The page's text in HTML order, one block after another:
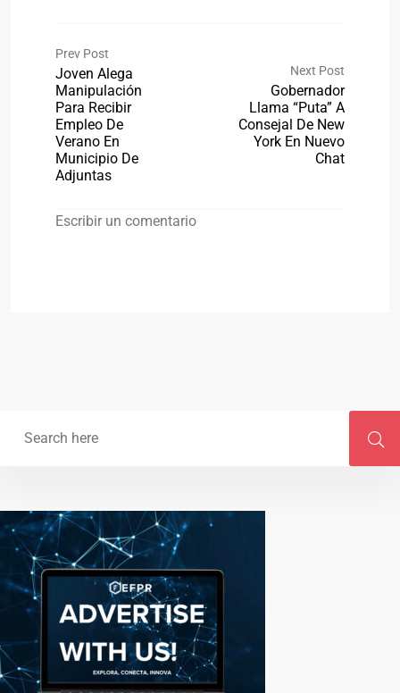
Prev Post
Joven Alega
Manipulación
Para Recibir
Empleo De
Verano En
Municipio De
Adjuntas
Next Post
Gobernador
Llama “puta” A
Consejal De New
York En Nuevo
Chat
Escribir un comentario